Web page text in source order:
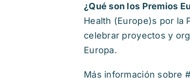
¿Qué son los Premios
Health (Europe)s por la
celebrar proyectos y
Europa.
Más información sobre